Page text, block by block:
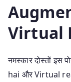
Virtual
नमस्कार दोस्तों
hai और Virtual